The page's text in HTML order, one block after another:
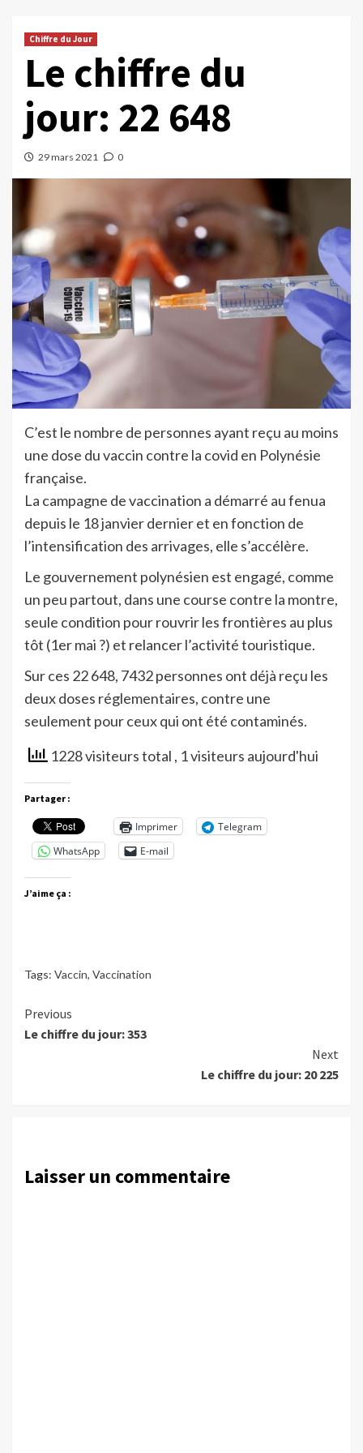
Chiffre du Jour
Le chiffre du
jour: 22 648
29 mars 2021 0
C’est le nombre de personnes ayant reçu au moins
une dose du vaccin contre la covid en Polynésie
française.
La campagne de vaccination a démarré au fenua
depuis le 18 janvier dernier et en fonction de
l’intensification des arrivages, elle s’accélère.
Le gouvernement polynésien est engagé, comme
un peu partout, dans une course contre la montre,
seule condition pour rouvrir les frontières au plus
tôt (1er mai ?) et relancer l’activité touristique.
Sur ces 22 648, 7432 personnes ont déjà reçu les
deux doses réglementaires, contre une
seulement pour ceux qui ont été contaminés.
1228 visiteurs total , 1 visiteurs aujourd'hui
Partager :
Imprimer
Telegram
WhatsApp
E-mail
J’aime ça :
Tags: Vaccin, Vaccination
Continue
Reading
Previous
Le chiffre du jour: 353
Next
Le chiffre du jour: 20 225
Laisser un commentaire